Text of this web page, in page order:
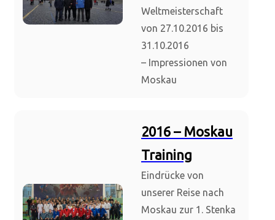
Weltmeisterschaft
von 27.10.2016 bis
31.10.2016
– Impressionen von
Moskau
2016 – Moskau
Training
Eindrücke von
unserer Reise nach
Moskau zur 1. Stenka